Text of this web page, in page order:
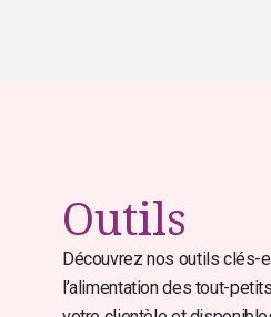
Outils
Découvrez nos outils clés-
l’alimentation des tout-